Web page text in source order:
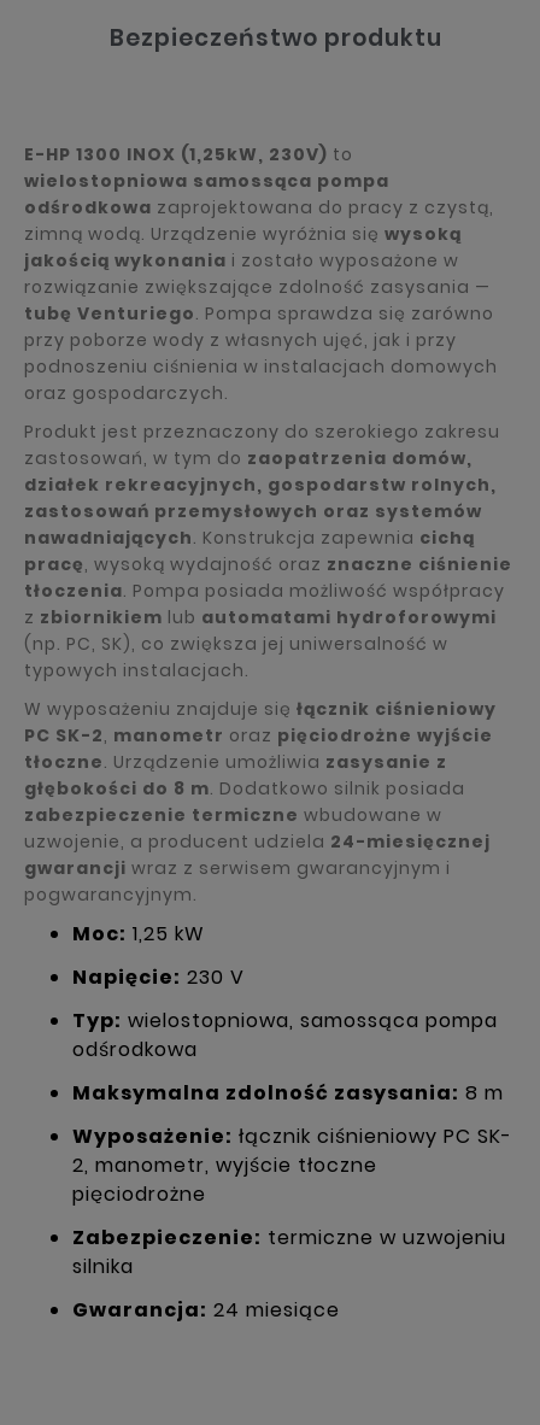
Bezpieczeństwo produktu
E-HP 1300 INOX (1,25kW, 230V) to
wielostopniowa samossąca pompa
odśrodkowa zaprojektowana do pracy z czystą,
zimną wodą. Urządzenie wyróżnia się wysoką
jakością wykonania i zostało wyposażone w
rozwiązanie zwiększające zdolność zasysania —
tubę Venturiego. Pompa sprawdza się zarówno
przy poborze wody z własnych ujęć, jak i przy
podnoszeniu ciśnienia w instalacjach domowych
oraz gospodarczych.
Produkt jest przeznaczony do szerokiego zakresu
zastosowań, w tym do zaopatrzenia domów,
działek rekreacyjnych, gospodarstw rolnych,
zastosowań przemysłowych oraz systemów
nawadniających. Konstrukcja zapewnia cichą
pracę, wysoką wydajność oraz znaczne ciśnienie
tłoczenia. Pompa posiada możliwość współpracy
z zbiornikiem lub automatami hydroforowymi
(np. PC, SK), co zwiększa jej uniwersalność w
typowych instalacjach.
W wyposażeniu znajduje się łącznik ciśnieniowy
PC SK-2, manometr oraz pięciodrożne wyjście
tłoczne. Urządzenie umożliwia zasysanie z
głębokości do 8 m. Dodatkowo silnik posiada
zabezpieczenie termiczne wbudowane w
uzwojenie, a producent udziela 24-miesięcznej
gwarancji wraz z serwisem gwarancyjnym i
pogwarancyjnym.
Moc: 1,25 kW
Napięcie: 230 V
Typ: wielostopniowa, samossąca pompa
odśrodkowa
Maksymalna zdolność zasysania: 8 m
Wyposażenie: łącznik ciśnieniowy PC SK-
2, manometr, wyjście tłoczne
pięciodrożne
Zabezpieczenie: termiczne w uzwojeniu
silnika
Gwarancja: 24 miesiące